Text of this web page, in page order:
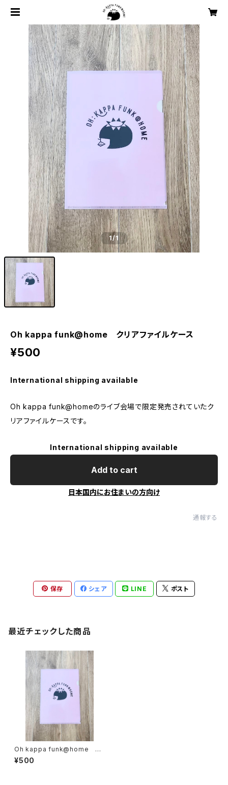
1/1
Oh kappa funk@home クリアファイルケース
¥500
International shipping available
Oh kappa funk@homeのライブ会場で限定発売されていたク
リアファイルケースです。
International shipping available
Add to cart
日本国内にお住まいの方向け
通報する
保存 シェア LINE ポスト
最近チェックした商品
Oh kappa funk@home ク
リアファイルケース
¥500